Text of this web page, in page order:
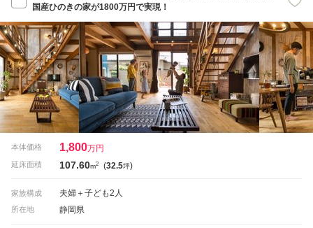
国産ひのきの家が1800万円で実現！
本体価格 1,800万円
延床面積 107.60m2 (32.5坪)
家族構成 夫婦＋子ども2人
所在地 静岡県